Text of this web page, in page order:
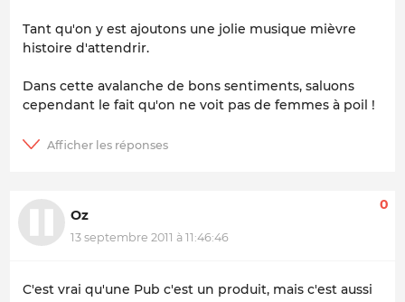
Tant qu'on y est ajoutons une jolie musique mièvre
histoire d'attendrir.
Dans cette avalanche de bons sentiments, saluons
cependant le fait qu'on ne voit pas de femmes à poil !
Oz
13 septembre 2011 à 11:46:46
0
C'est vrai qu'une Pub c'est un produit, mais c'est aussi